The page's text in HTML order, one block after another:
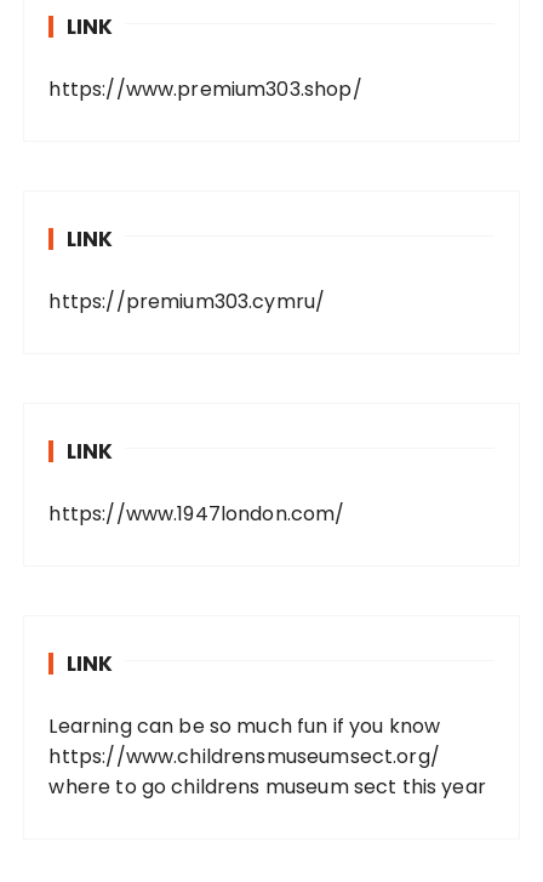
LINK
https://www.premium303.shop/
LINK
https://premium303.cymru/
LINK
https://www.1947london.com/
LINK
Learning can be so much fun if you know
https://www.childrensmuseumsect.org/
where to go childrens museum sect this year